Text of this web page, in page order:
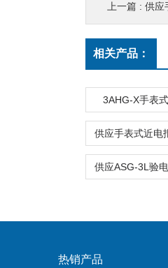
上一篇 : 供应
相关产品：
3AHG-X手表
热销产品